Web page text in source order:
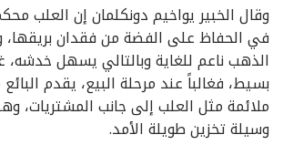
وقال الخبير يواخيم دونكلمان إن العلب
في الحفاظ على الفضة من فقدان بريقها،
الذهب ناعم للغاية وبالتالي يسهل
بسيط، فغالباً عند مرحلة البيع، يقدم
ملائمة مثل العلب إلى جانب
وسيلة تخزين طويلة الأمد.